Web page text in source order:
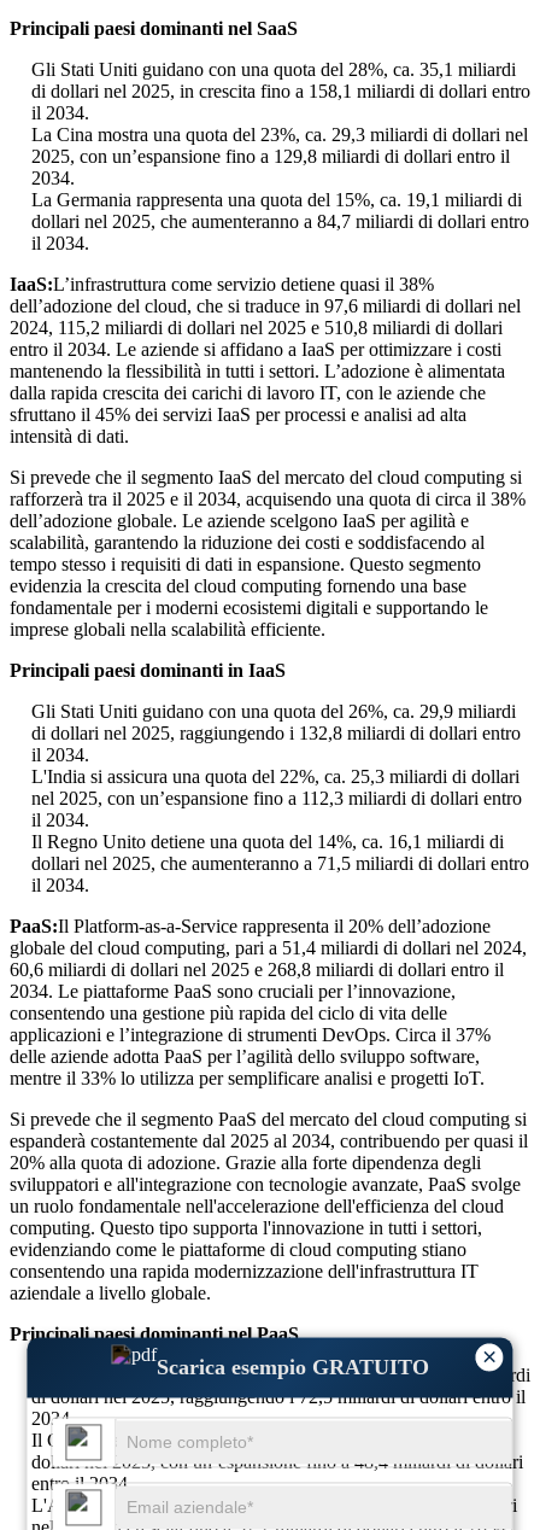
×
Scarica esempio GRATUITO
Principali paesi dominanti nel SaaS
Gli Stati Uniti guidano con una quota del 28%, ca. 35,1 miliardi
di dollari nel 2025, in crescita fino a 158,1 miliardi di dollari entro
il 2034.
La Cina mostra una quota del 23%, ca. 29,3 miliardi di dollari nel
2025, con un’espansione fino a 129,8 miliardi di dollari entro il
2034.
La Germania rappresenta una quota del 15%, ca. 19,1 miliardi di
dollari nel 2025, che aumenteranno a 84,7 miliardi di dollari entro
il 2034.
IaaS:L’infrastruttura come servizio detiene quasi il 38%
dell’adozione del cloud, che si traduce in 97,6 miliardi di dollari nel
2024, 115,2 miliardi di dollari nel 2025 e 510,8 miliardi di dollari
entro il 2034. Le aziende si affidano a IaaS per ottimizzare i costi
mantenendo la flessibilità in tutti i settori. L’adozione è alimentata
dalla rapida crescita dei carichi di lavoro IT, con le aziende che
sfruttano il 45% dei servizi IaaS per processi e analisi ad alta
intensità di dati.
Si prevede che il segmento IaaS del mercato del cloud computing si
rafforzerà tra il 2025 e il 2034, acquisendo una quota di circa il 38%
dell’adozione globale. Le aziende scelgono IaaS per agilità e
scalabilità, garantendo la riduzione dei costi e soddisfacendo al
tempo stesso i requisiti di dati in espansione. Questo segmento
evidenzia la crescita del cloud computing fornendo una base
fondamentale per i moderni ecosistemi digitali e supportando le
imprese globali nella scalabilità efficiente.
Principali paesi dominanti in IaaS
Gli Stati Uniti guidano con una quota del 26%, ca. 29,9 miliardi
di dollari nel 2025, raggiungendo i 132,8 miliardi di dollari entro
il 2034.
L'India si assicura una quota del 22%, ca. 25,3 miliardi di dollari
nel 2025, con un’espansione fino a 112,3 miliardi di dollari entro
il 2034.
Il Regno Unito detiene una quota del 14%, ca. 16,1 miliardi di
dollari nel 2025, che aumenteranno a 71,5 miliardi di dollari entro
il 2034.
PaaS:Il Platform-as-a-Service rappresenta il 20% dell’adozione
globale del cloud computing, pari a 51,4 miliardi di dollari nel 2024,
60,6 miliardi di dollari nel 2025 e 268,8 miliardi di dollari entro il
2034. Le piattaforme PaaS sono cruciali per l’innovazione,
consentendo una gestione più rapida del ciclo di vita delle
applicazioni e l’integrazione di strumenti DevOps. Circa il 37%
delle aziende adotta PaaS per l’agilità dello sviluppo software,
mentre il 33% lo utilizza per semplificare analisi e progetti IoT.
Si prevede che il segmento PaaS del mercato del cloud computing si
espanderà costantemente dal 2025 al 2034, contribuendo per quasi il
20% alla quota di adozione. Grazie alla forte dipendenza degli
sviluppatori e all'integrazione con tecnologie avanzate, PaaS svolge
un ruolo fondamentale nell'accelerazione dell'efficienza del cloud
computing. Questo tipo supporta l'innovazione in tutti i settori,
evidenziando come le piattaforme di cloud computing stiano
consentendo una rapida modernizzazione dell'infrastruttura IT
aziendale a livello globale.
Principali paesi dominanti nel PaaS
Gli Stati Uniti dominano con una quota del 27%, ca. 16,4 miliardi
di dollari nel 2025, raggiungendo i 72,5 miliardi di dollari entro il
2034.
Il Giappone si assicura una quota del 18%, ca. 10,9 miliardi di
dollari nel 2025, con un’espansione fino a 48,4 miliardi di dollari
entro il 2034.
L'Australia detiene una quota del 12%, ca. 7,2 miliardi di dollari